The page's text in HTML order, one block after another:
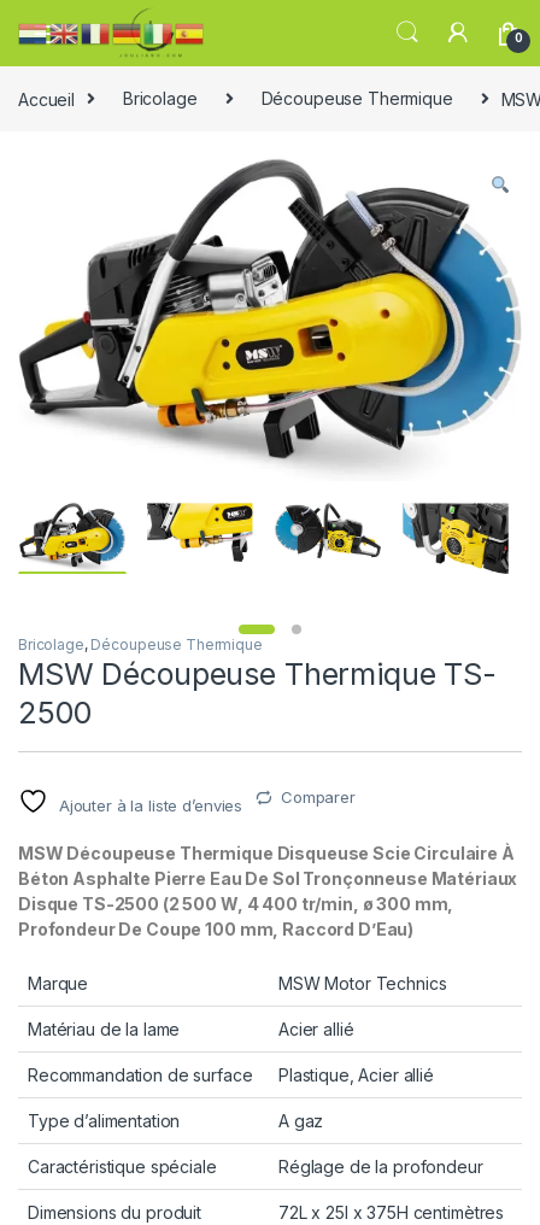
0
Accueil Bricolage Découpeuse Thermique
Bricolage, Découpeuse Thermique
MSW Découpeuse Thermique TS-
2500
Ajouter à la liste d’envies Comparer
MSW Découpeuse Thermique Disqueuse Scie Circulaire À
Béton Asphalte Pierre Eau De Sol Tronçonneuse Matériaux
Disque TS-2500 (2 500 W, 4 400 tr/min, ø 300 mm,
Profondeur De Coupe 100 mm, Raccord D’Eau)
Marque MSW Motor Technics
Matériau de la lame Acier allié
Recommandation de surface Plastique, Acier allié
Type d’alimentation A gaz
Caractéristique spéciale Réglage de la profondeur
Dimensions du produit 72L x 25l x 375H centimètres